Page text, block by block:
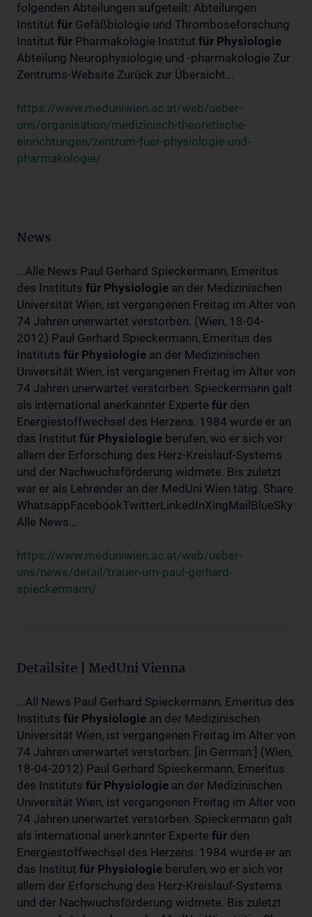
folgenden Abteilungen aufgeteilt: Abteilungen
Institut für Gefäßbiologie und Thromboseforschung
Institut für Pharmakologie Institut für Physiologie
Abteilung Neurophysiologie und -pharmakologie Zur
Zentrums-Website Zurück zur Übersicht...
https://www.meduniwien.ac.at/web/ueber-
uns/organisation/medizinisch-theoretische-
einrichtungen/zentrum-fuer-physiologie-und-
pharmakologie/
News
...Alle News Paul Gerhard Spieckermann, Emeritus
des Instituts für Physiologie an der Medizinischen
Universität Wien, ist vergangenen Freitag im Alter von
74 Jahren unerwartet verstorben. (Wien, 18-04-
2012) Paul Gerhard Spieckermann, Emeritus des
Instituts für Physiologie an der Medizinischen
Universität Wien, ist vergangenen Freitag im Alter von
74 Jahren unerwartet verstorben. Spieckermann galt
als international anerkannter Experte für den
Energiestoffwechsel des Herzens. 1984 wurde er an
das Institut für Physiologie berufen, wo er sich vor
allem der Erforschung des Herz-Kreislauf-Systems
und der Nachwuchsförderung widmete. Bis zuletzt
war er als Lehrender an der MedUni Wien tätig. Share
WhatsappFacebookTwitterLinkedInXingMailBlueSky
Alle News...
https://www.meduniwien.ac.at/web/ueber-
uns/news/detail/trauer-um-paul-gerhard-
spieckermann/
Detailsite | MedUni Vienna
...All News Paul Gerhard Spieckermann, Emeritus des
Instituts für Physiologie an der Medizinischen
Universität Wien, ist vergangenen Freitag im Alter von
74 Jahren unerwartet verstorben. [in German:] (Wien,
18-04-2012) Paul Gerhard Spieckermann, Emeritus
des Instituts für Physiologie an der Medizinischen
Universität Wien, ist vergangenen Freitag im Alter von
74 Jahren unerwartet verstorben. Spieckermann galt
als international anerkannter Experte für den
Energiestoffwechsel des Herzens. 1984 wurde er an
das Institut für Physiologie berufen, wo er sich vor
allem der Erforschung des Herz-Kreislauf-Systems
und der Nachwuchsförderung widmete. Bis zuletzt